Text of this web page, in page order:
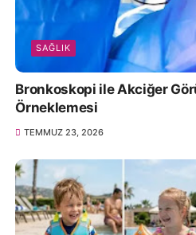
SAĞLIK
Bronkoskopi ile Akciğer
Örneklemesi
TEMMUZ 23, 2026